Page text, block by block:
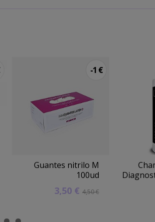
-1 €
Guantes nitrilo M
100ud
3,50 €4,50 €